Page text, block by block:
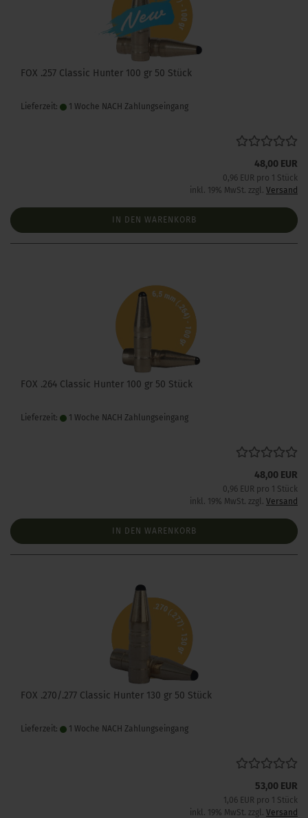
FOX .257 Classic Hunter 100 gr 50 Stück
Lieferzeit: 1 Woche NACH Zahlungseingang
48,00 EUR
0,96 EUR pro 1 Stück
inkl. 19% MwSt. zzgl. Versand
IN DEN WARENKORB
FOX .264 Classic Hunter 100 gr 50 Stück
Lieferzeit: 1 Woche NACH Zahlungseingang
48,00 EUR
0,96 EUR pro 1 Stück
inkl. 19% MwSt. zzgl. Versand
IN DEN WARENKORB
FOX .270/.277 Classic Hunter 130 gr 50 Stück
Lieferzeit: 1 Woche NACH Zahlungseingang
53,00 EUR
1,06 EUR pro 1 Stück
inkl. 19% MwSt. zzgl. Versand